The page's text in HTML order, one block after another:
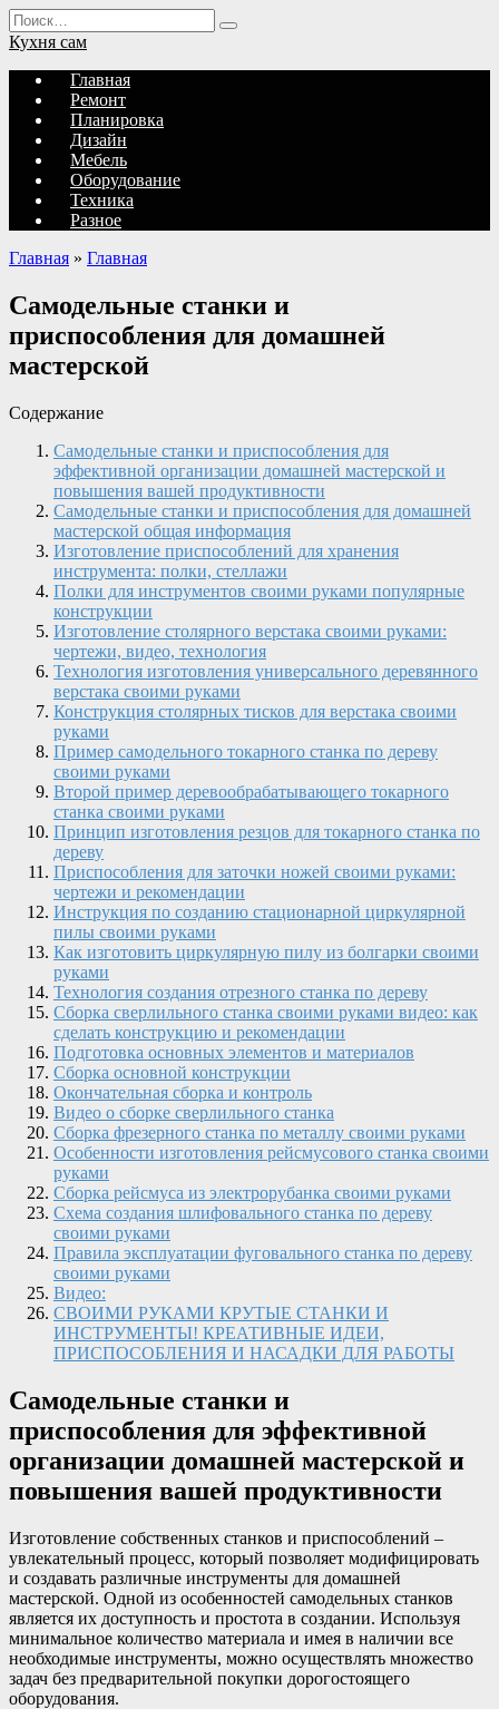
Перейти
к
содержанию
Search
for:
Кухня сам
Главная
Ремонт
Планировка
Дизайн
Мебель
Оборудование
Техника
Разное
Главная » Главная
Самодельные станки и
приспособления для домашней
мастерской
Содержание
Самодельные станки и приспособления для
эффективной организации домашней мастерской и
повышения вашей продуктивности
Самодельные станки и приспособления для домашней
мастерской общая информация
Изготовление приспособлений для хранения
инструмента: полки, стеллажи
Полки для инструментов своими руками популярные
конструкции
Изготовление столярного верстака своими руками:
чертежи, видео, технология
Технология изготовления универсального деревянного
верстака своими руками
Конструкция столярных тисков для верстака своими
руками
Пример самодельного токарного станка по дереву
своими руками
Второй пример деревообрабатывающего токарного
станка своими руками
Принцип изготовления резцов для токарного станка по
дереву
Приспособления для заточки ножей своими руками:
чертежи и рекомендации
Инструкция по созданию стационарной циркулярной
пилы своими руками
Как изготовить циркулярную пилу из болгарки своими
руками
Технология создания отрезного станка по дереву
Сборка сверлильного станка своими руками видео: как
сделать конструкцию и рекомендации
Подготовка основных элементов и материалов
Сборка основной конструкции
Окончательная сборка и контроль
Видео о сборке сверлильного станка
Сборка фрезерного станка по металлу своими руками
Особенности изготовления рейсмусового станка своими
руками
Сборка рейсмуса из электрорубанка своими руками
Схема создания шлифовального станка по дереву
своими руками
Правила эксплуатации фуговального станка по дереву
своими руками
Видео:
СВОИМИ РУКАМИ КРУТЫЕ СТАНКИ И
ИНСТРУМЕНТЫ! КРЕАТИВНЫЕ ИДЕИ,
ПРИСПОСОБЛЕНИЯ И НАСАДКИ ДЛЯ РАБОТЫ
Самодельные станки и
приспособления для эффективной
организации домашней мастерской и
повышения вашей продуктивности
Изготовление собственных станков и приспособлений –
увлекательный процесс, который позволяет модифицировать
и создавать различные инструменты для домашней
мастерской. Одной из особенностей самодельных станков
является их доступность и простота в создании. Используя
минимальное количество материала и имея в наличии все
необходимые инструменты, можно осуществлять множество
задач без предварительной покупки дорогостоящего
оборудования.